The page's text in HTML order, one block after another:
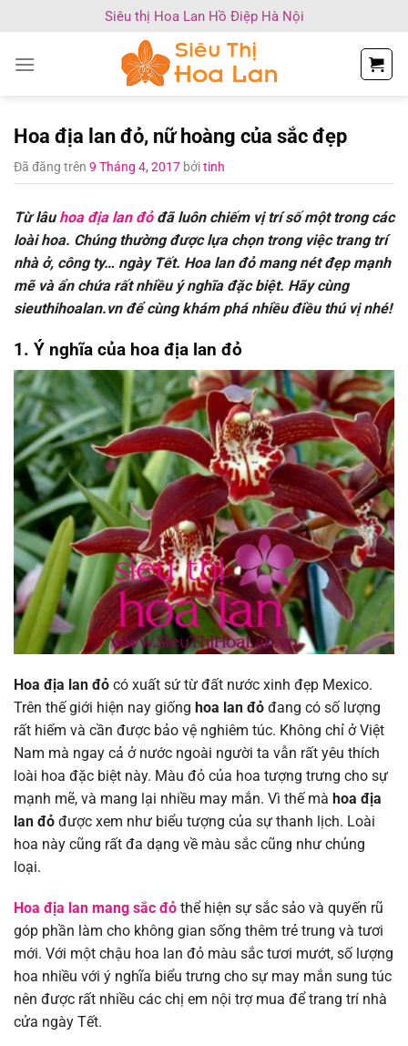
nội
Siêu thị Hoa Lan Hồ Điệp Hà Nội
Hoa địa lan đỏ, nữ hoàng của sắc đẹp
Đã đăng trên 9 Tháng 4, 2017 bởitinh
Từ lâu hoa địa lan đỏđã luôn chiếm vị trí số một trong các
loài hoa. Chúng thường được lựa chọn trong việc trang trí
nhà ở, công ty… ngày Tết. Hoa lan đỏ mang nét đẹp mạnh
mẽ và ẩn chứa rất nhiều ý nghĩa đặc biệt. Hãy cùng
sieuthihoalan.vn để cùng khám phá nhiều điều thú vị nhé!
1. Ý nghĩa của hoa địa lan đỏ
Hoa địa lan đỏ có xuất sứ từ đất nước xinh đẹp Mexico.
Trên thế giới hiện nay giống hoa lan đỏ đang có số lượng
rất hiếm và cần được bảo vệ nghiêm túc. Không chỉ ở Việt
Nam mà ngay cả ở nước ngoài người ta vẫn rất yêu thích
loài hoa đặc biệt này. Màu đỏ của hoa tượng trưng cho sự
mạnh mẽ, và mang lại nhiều may mắn. Vì thế mà hoa địa
lan đỏ được xem như biểu tượng của sự thanh lịch. Loài
hoa này cũng rất đa dạng về màu sắc cũng như chủng
loại.
Hoa địa lan mang sắc đỏ thể hiện sự sắc sảo và quyến rũ
góp phần làm cho không gian sống thêm trẻ trung và tươi
mới. Với một chậu hoa lan đỏ màu sắc tươi mướt, số lượng
hoa nhiều với ý nghĩa biểu trưng cho sự may mắn sung túc
nên được rất nhiều các chị em nội trợ mua để trang trí nhà
cửa ngày Tết.